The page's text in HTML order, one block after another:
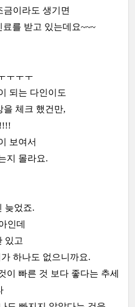
금이라도 생기면
를 받고 있는데요~~~
ㅜㅜㅜ
되는 다인이도
을 체크 했건만,
보여서
지 몰라요.
늦었죠.
인데
있고
하나도 없으니까요.
이 빠른 것 보다 좋다는 추세